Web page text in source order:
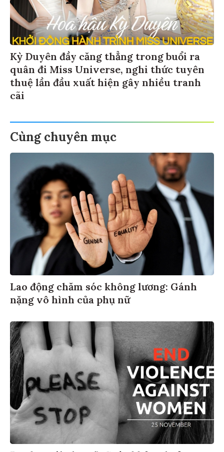
Kỳ Duyên đầy căng thẳng trong buổi ra
quân đi Miss Universe, nghi thức tuyên
thuệ lần đầu xuất hiện gây nhiều tranh
cãi
Cùng chuyên mục
Lao động chăm sóc không lương: Gánh
nặng vô hình của phụ nữ